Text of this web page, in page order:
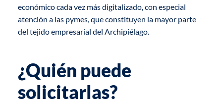
económico cada vez más digitalizado, con especial
atención a las pymes, que constituyen la mayor parte
del tejido empresarial del Archipiélago.
¿Quién puede
solicitarlas?